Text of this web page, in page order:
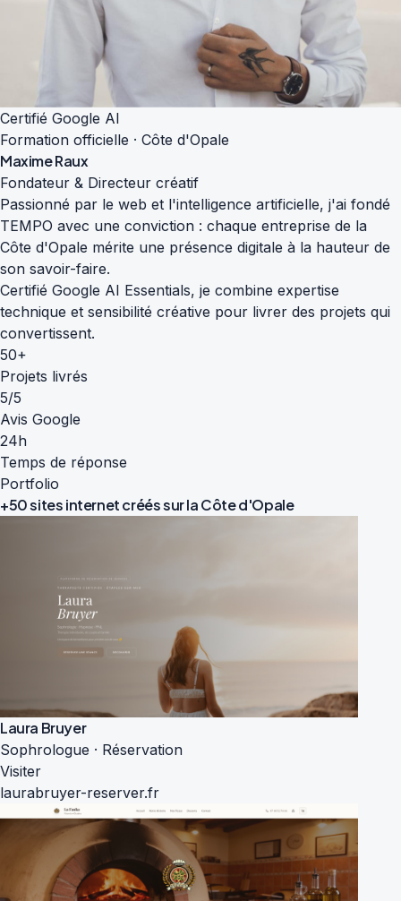
Certifié Google AI
Formation officielle · Côte d'Opale
Maxime Raux
Fondateur & Directeur créatif
Passionné par le web et l'intelligence artificielle, j'ai fondé
TEMPO avec une conviction : chaque entreprise de la
Côte d'Opale mérite une présence digitale à la hauteur de
son savoir-faire.
Certifié Google AI Essentials, je combine expertise
technique et sensibilité créative pour livrer des projets qui
convertissent.
50+
Projets livrés
5/5
Avis Google
24h
Temps de réponse
Portfolio
+50 sites internet créés sur laCôte d'Opale
Laura Bruyer
Sophrologue · Réservation
Visiter
laurabruyer-reserver.fr